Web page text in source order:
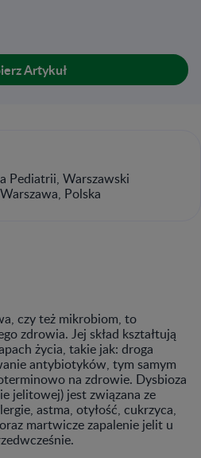
Artykuł
Pediatrii, Warszawski
Polska
czy też mikrobiom, to
zdrowia. Jej skład kształtują
życia, takie jak: droga
antybiotyków, tym samym
na zdrowie. Dysbioza
jelitowej) jest związana ze
astma, otyłość, cukrzyca,
martwicze zapalenie jelit u